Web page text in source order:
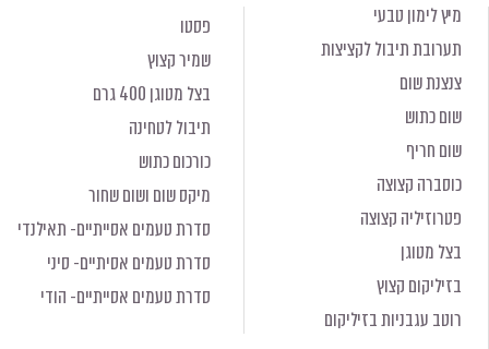
מיץ לימון טבעי
תערובת תיבול לקציצות
צנצנת שום
שום כתוש
שום חריף
כוסברה קצוצה
פטרוזיליה קצוצה
בצל מטוגן
בזיליקום קצוץ
רוטב עגבניות בזיליקום
פסטו
שמיר קצוץ
בצל מטוגן 400 גרם
תיבול לטחינה
כורכום כתוש
מיקס שום ושום שחור
סדרת טעמים אסייתיים- תאילנדי
סדרת טעמים אסיתיים- סיני
סדרת טעמים אסייתיים- הודי